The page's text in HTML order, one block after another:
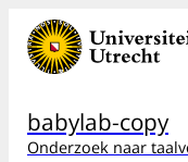
babylab-copy
Onderzoek naar